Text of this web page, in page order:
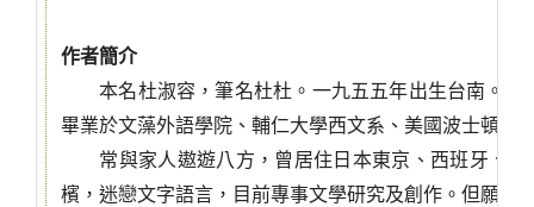
作者簡介
本名杜淑容，筆名杜杜。一九五五年出生台南。一
畢業於文藻外語學院、輔仁大學西文系、美國波士頓學
常與家人遨遊八方，曾居住日本東京、西班牙、
檳，迷戀文字語言，目前專事文學研究及創作。但願一